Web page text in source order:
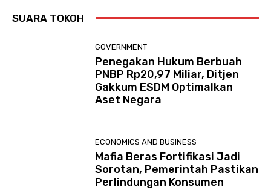
SUARA TOKOH
GOVERNMENT
Penegakan Hukum Berbuah
PNBP Rp20,97 Miliar, Ditjen
Gakkum ESDM Optimalkan
Aset Negara
ECONOMICS AND BUSINESS
Mafia Beras Fortifikasi Jadi
Sorotan, Pemerintah Pastikan
Perlindungan Konsumen